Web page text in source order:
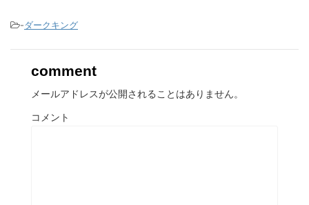
-ダークキング
comment
メールアドレスが公開されることはありません。
コメント